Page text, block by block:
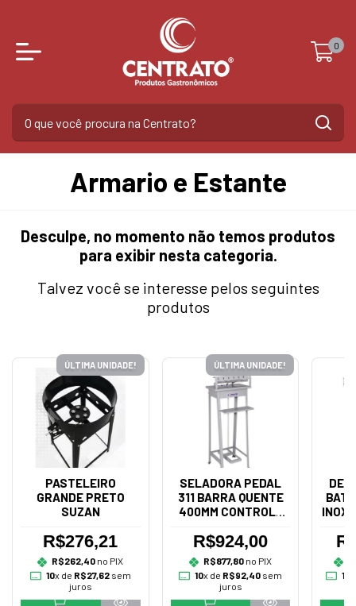
0
Armario e Estante
Desculpe, no momento não temos produtos
para exibir nesta categoria.
Talvez você se interesse pelos seguintes
produtos
ÚLTIMA UNIDADE!
PASTELEIRO
GRANDE PRETO
SUZAN
R$276,21
R$262,40 no PIX
10x de R$27,62sem
juros
ÚLTIMA UNIDADE!
SELADORA PEDAL
311 BARRA QUENTE
400MM CONTROLE
R$924,00
R$877,80 no PIX
10x de R$92,40sem
juros
INOX
10